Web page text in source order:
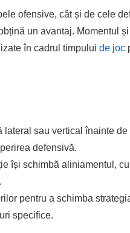
ofensive, cât și de cele
un avantaj. Momentul
în cadrul timpului de joc
lateral sau vertical înainte
defensivă.
își schimbă aliniamentul,
pentru a schimba
specifice.